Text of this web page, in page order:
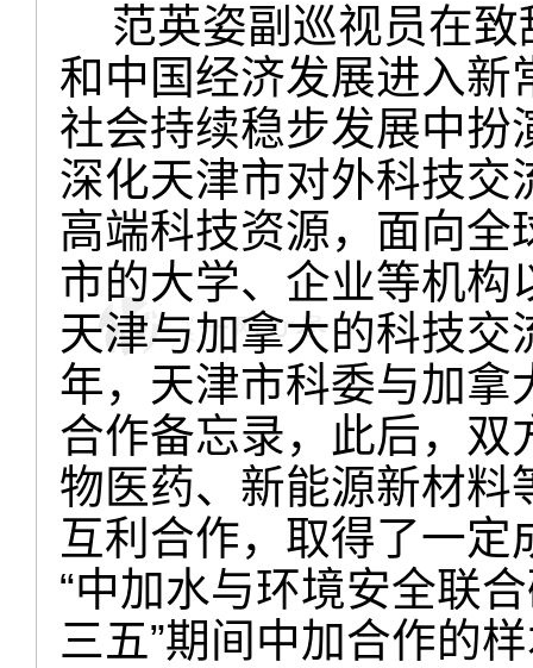
范英姿副巡视员在致
和中国经济发展进入新
社会持续稳步发展中扮
深化天津市对外科技交
高端科技资源，面向
市的大学、企业等机
天津与加拿大的科技交
年，天津市科委与加拿
合作备忘录，此后，双
物医药、新能源新材料
互利合作，取得了一
“中加水与环境安全联
三五”期间中加合作的